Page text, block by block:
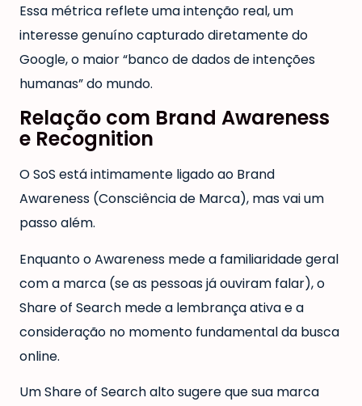
Essa métrica reflete uma intenção real, um
interesse genuíno capturado diretamente do
Google, o maior “banco de dados de intenções
humanas” do mundo.
Relação com Brand Awareness
e Recognition
O SoS está intimamente ligado ao Brand
Awareness (Consciência de Marca), mas vai um
passo além.
Enquanto o Awareness mede a familiaridade geral
com a marca (se as pessoas já ouviram falar), o
Share of Search mede a lembrança ativa e a
consideração no momento fundamental da busca
online.
Um Share of Search alto sugere que sua marca